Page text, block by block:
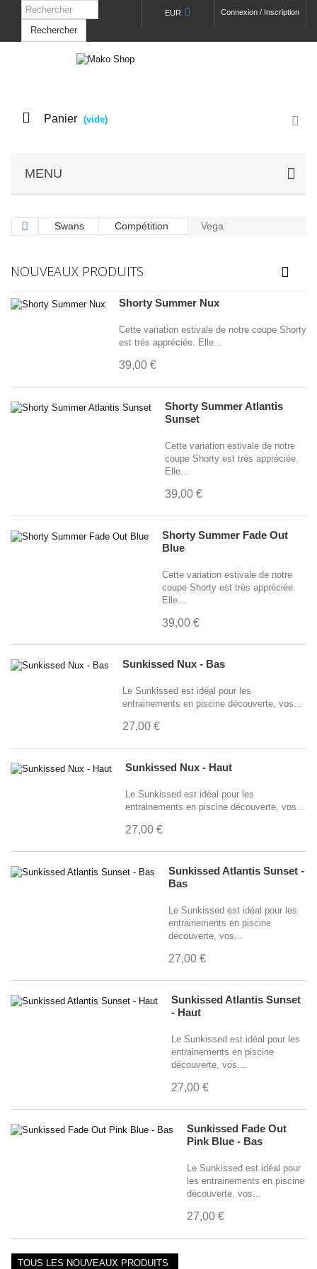
Rechercher
Connexion / Inscription
EUR
Panier (vide)
MENU
Swans Compétition Vega
NOUVEAUX PRODUITS
Shorty Summer Nux
Cette variation estivale de notre coupe Shorty
est très appréciée. Elle...
39,00 €
Shorty Summer Atlantis
Sunset
Cette variation estivale de notre
coupe Shorty est très appréciée.
Elle...
39,00 €
Shorty Summer Fade Out
Blue
Cette variation estivale de notre
coupe Shorty est très appréciée.
Elle...
39,00 €
Sunkissed Nux - Bas
Le Sunkissed est idéal pour les
entrainements en piscine découverte, vos...
27,00 €
Sunkissed Nux - Haut
Le Sunkissed est idéal pour les
entrainements en piscine découverte, vos...
27,00 €
Sunkissed Atlantis Sunset -
Bas
Le Sunkissed est idéal pour les
entrainements en piscine
découverte, vos...
27,00 €
Sunkissed Atlantis Sunset
- Haut
Le Sunkissed est idéal pour les
entrainements en piscine
découverte, vos...
27,00 €
Sunkissed Fade Out
Pink Blue - Bas
Le Sunkissed est idéal pour
les entrainements en piscine
découverte, vos...
27,00 €
TOUS LES NOUVEAUX PRODUITS